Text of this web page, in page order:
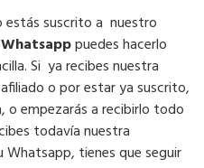
estás suscrito a nuestro
Whatsapppuedes hacerlo
Si ya recibes nuestra
o por estar ya suscrito,
o empezarás a recibirlo todo
todavía nuestra
tienes que seguir